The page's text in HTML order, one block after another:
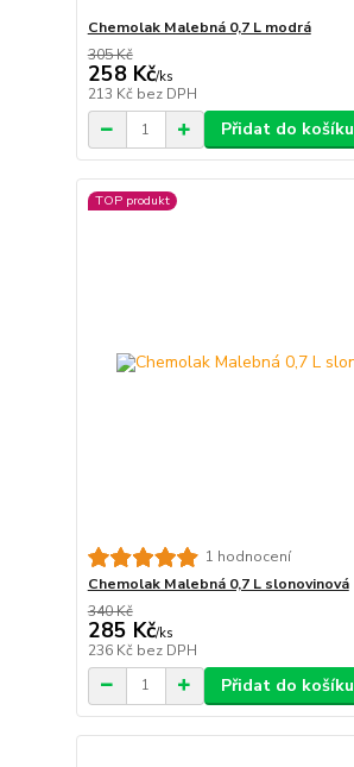
Chemolak Malebná 0,7 L modrá
305 Kč
258 Kč/ks
213 Kč bez DPH
Přidat do košíku
TOP produkt
1 hodnocení
Chemolak Malebná 0,7 L slonovinová
340 Kč
285 Kč/ks
236 Kč bez DPH
Přidat do košíku